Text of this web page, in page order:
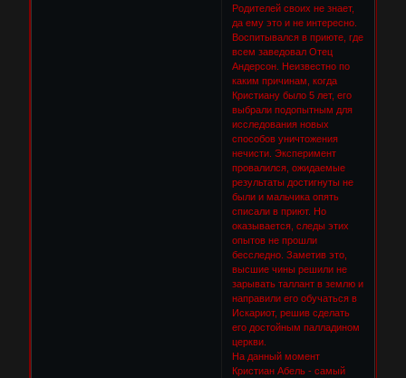
Родителей своих не знает,
да ему это и не интересно.
Воспитывался в приюте, где
всем заведовал Отец
Андерсон. Неизвестно по
каким причинам, когда
Кристиану было 5 лет, его
выбрали подопытным для
исследования новых
способов уничтожения
нечисти. Эксперимент
провалился, ожидаемые
результаты достигнуты не
были и мальчика опять
списали в приют. Но
оказывается, следы этих
опытов не прошли
бесследно. Заметив это,
высшие чины решили не
зарывать таллант в землю и
направили его обучаться в
Искариот, решив сделать
его достойным палладином
церкви.
На данный момент
Кристиан Абель - самый